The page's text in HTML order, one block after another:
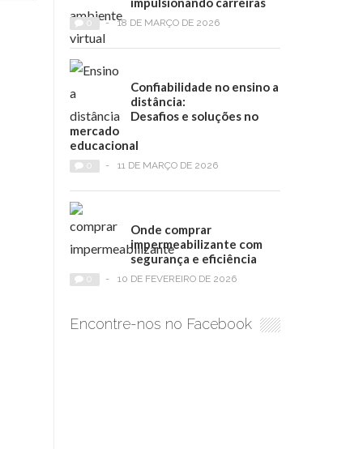
- 18 DE MARÇO DE 2026
Confiabilidade no ensino a
distância:
Desafios e soluções no
mercado
educacional
- 11 DE MARÇO DE 2026
Onde comprar
impermeabilizante com
segurança e eficiência
- 10 DE FEVEREIRO DE 2026
Encontre-nos no Facebook